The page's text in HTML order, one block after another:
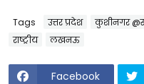
Tags उत्तर प्रदेश कुशीनगर
राष्ट्रीय
लखनऊ
Facebook